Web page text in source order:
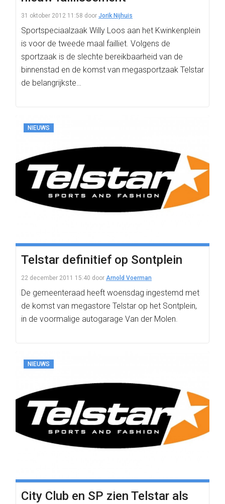
31 oktober 2012 11:58 door Jorik Nijhuis
Sportspeciaalzaak Willy Loos aan het Kwinkenplein
is voor de tweede maal failliet. Volgens de
sportzaak is de slechte bereikbaarheid van de
binnenstad en de komst van megasportzaak Telstar
de belangrijkste…
NIEUWS
Telstar definitief op Sontplein
22 december 2011 15:40 door Arnold Voerman
De gemeenteraad heeft woensdag ingestemd met
de komst van megastore Telstar op het Sontplein,
in de voormalige autogarage Van der Molen.
NIEUWS
City Club en SP zien Telstar als